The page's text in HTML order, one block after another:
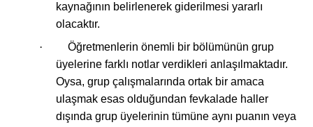
kaynağının belirlenerek giderilmesi yararlı
olacaktır.
·
Öğretmenlerin önemli bir bölümünün grup
üyelerine farklı notlar verdikleri anlaşılmaktadır.
Oysa, grup çalışmalarında ortak bir amaca
ulaşmak esas olduğundan fevkalade haller
dışında grup üyelerinin tümüne aynı puanın veya